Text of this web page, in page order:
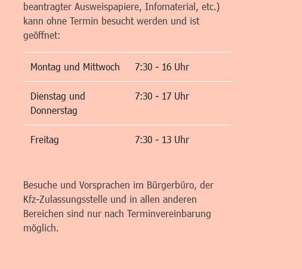
beantragter Ausweispapiere, Infomaterial, etc.)
kann ohne Termin besucht werden und ist
geöffnet:
Montag und Mittwoch 7:30 - 16 Uhr
Dienstag und
Donnerstag
7:30 - 17 Uhr
Freitag 7:30 - 13 Uhr
Besuche und Vorsprachen im Bürgerbüro, der
Kfz-Zulassungsstelle und in allen anderen
Bereichen sind nur nach Terminvereinbarung
möglich.